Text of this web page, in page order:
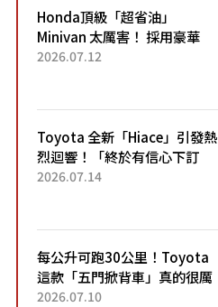
Honda頂級「超省油」
Minivan 太厲害！ 採用豪華
「真皮座椅」與專屬「黑色內
「三...
2026.07.12
Toyota 全新「Hiace」引發熱
烈迴響！「終於有信心下訂
了！」「哪個等級交車最
車？...
2026.07.14
每公升可跑30公里！Toyota
這款「五門掀背車」真的很厲
害！ 擁有全長4.3公尺的「剛剛
2026.07.10